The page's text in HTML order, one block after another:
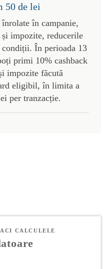
50 de lei
în campanie,
impozite, reducerile
În perioada 13
primi 10% cashback
impozite făcută
eligibil, în limita a
per tranzacție.
CALCULELE